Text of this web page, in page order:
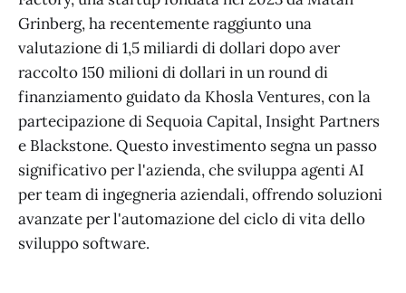
Grinberg, ha recentemente raggiunto una
valutazione di 1,5 miliardi di dollari dopo aver
raccolto 150 milioni di dollari in un round di
finanziamento guidato da Khosla Ventures, con la
partecipazione di Sequoia Capital, Insight Partners
e Blackstone. Questo investimento segna un passo
significativo per l'azienda, che sviluppa agenti AI
per team di ingegneria aziendali, offrendo soluzioni
avanzate per l'automazione del ciclo di vita dello
sviluppo software.